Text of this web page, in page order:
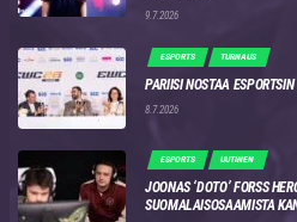
9.7.2026
ESPORTS TURNAUS
PARIISI NOSTAA
8.7.2026
ESPORTS UUTINEN
JOONAS ‘DOTO’ FORSS
SUOMALAISOSAAMISTA